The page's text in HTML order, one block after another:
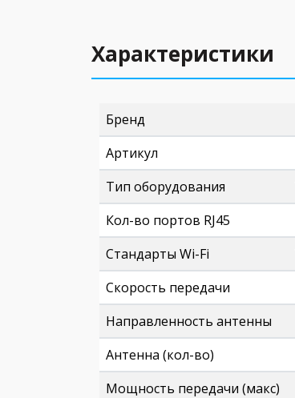
Характеристики
Бренд
Артикул
Тип оборудования
Кол-во портов RJ45
Стандарты Wi-Fi
Скорость передачи
Направленность антенны
Антенна (кол-во)
Мощность передачи (макс)